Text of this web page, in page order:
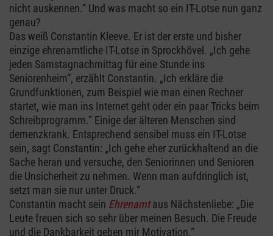
nicht auskennen.“ Und was macht so ein IT-Lotse nun ganz
genau?
Das weiß Constantin Kleeve. Er ist der erste und bisher
einzige ehrenamtliche IT-Lotse in Sprockhövel. „Ich gehe
jeden Samstagnachmittag für eine Stunde ins
Seniorenheim“, erzählt Constantin. „Ich erkläre die
Grundfunktionen, zum Beispiel wie man einen Rechner
startet, wie man ins Internet geht oder ein paar Tricks beim
Schreibprogramm.“ Einige der älteren Menschen sind
demenzkrank. Entsprechend sensibel muss ein IT-Lotse
sein, sagt Constantin: „Ich gehe eher zurückhaltend an die
Sache heran und versuche, den Seniorinnen und Senioren
die Unsicherheit zu nehmen. Wenn man aufdringlich ist,
setzt man sie nur unter Druck.“
Constantin macht sein Ehrenamtaus Nächstenliebe: „Die
Leute freuen sich so sehr über meinen Besuch. Die Freude
und die Dankbarkeit geben mir Motivation.“